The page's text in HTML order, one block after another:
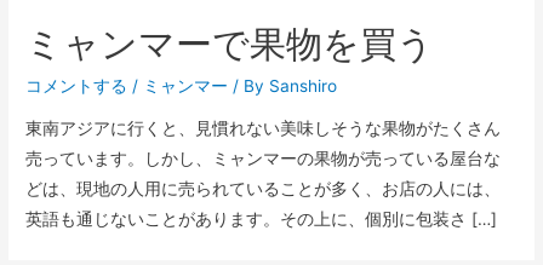
ミャンマーで果物を買う
コメントする / ミャンマー / By Sanshiro
東南アジアに行くと、見慣れない美味しそうな果物がたくさん
売っています。しかし、ミャンマーの果物が売っている屋台な
どは、現地の人用に売られていることが多く、お店の人には、
英語も通じないことがあります。その上に、個別に包装さ […]